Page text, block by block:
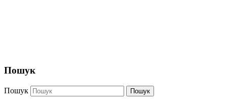
Пошук
Пошук Пошук